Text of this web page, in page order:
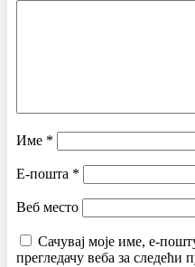
Име *
Е-пошта *
Веб место
Сачувај моје име, е-
прегледачу веба за следећи